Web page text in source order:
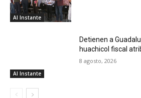
Al Instante
Al Instante
Detienen a
huachicol fiscal
8 agosto, 2026